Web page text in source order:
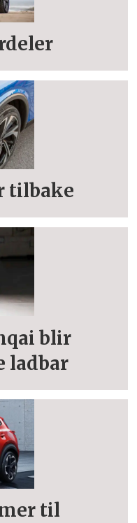
tilbake
blir
ladbar
til